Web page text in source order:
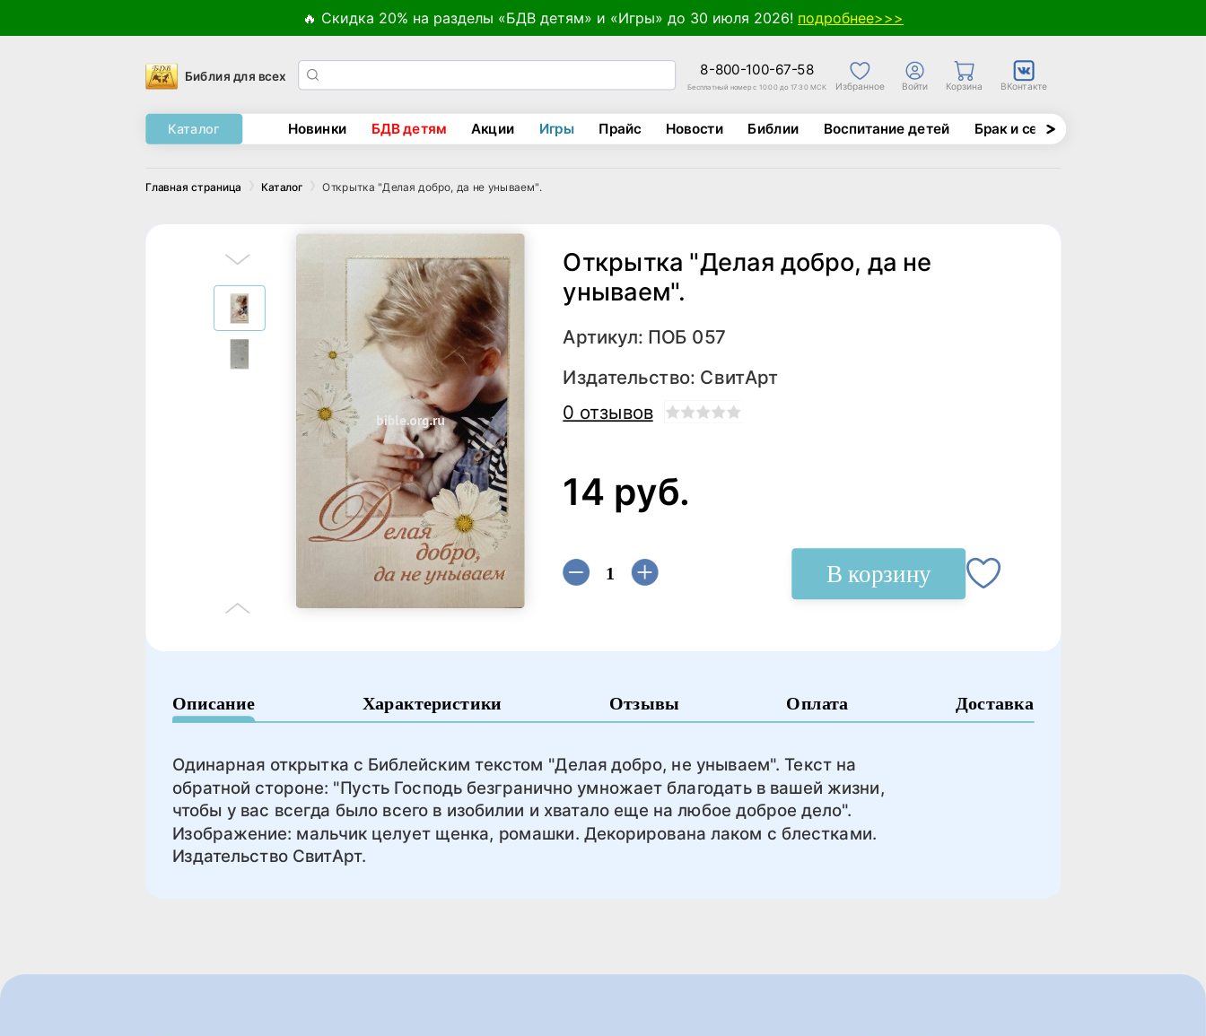
🔥 Скидка 20% на разделы «БДВ детям» и «Игры» до 30 июля 2026! подробнее>>>
Библия для всех 8-800-100-67-58
Бесплатный номер с 10:00 до 17:30 МСК Избранное Войти Корзина ВКонтакте
Каталог Новинки БДВ детям Акции Игры Прайс Новости Библии Воспитание детей Брак и семья
Главная страница Каталог Открытка "Делая добро, да не унываем".
Открытка "Делая добро, да не
унываем".
Артикул: ПОБ 057
Издательство: СвитАрт
0 отзывов
14 руб.
В корзину
Описание Характеристики Отзывы Оплата Доставка
Одинарная открытка с Библейским текстом "Делая добро, не унываем". Текст на
обратной стороне: "Пусть Господь безгранично умножает благодать в вашей жизни,
чтобы у вас всегда было всего в изобилии и хватало еще на любое доброе дело".
Изображение: мальчик целует щенка, ромашки. Декорирована лаком с блестками.
Издательство СвитАрт.